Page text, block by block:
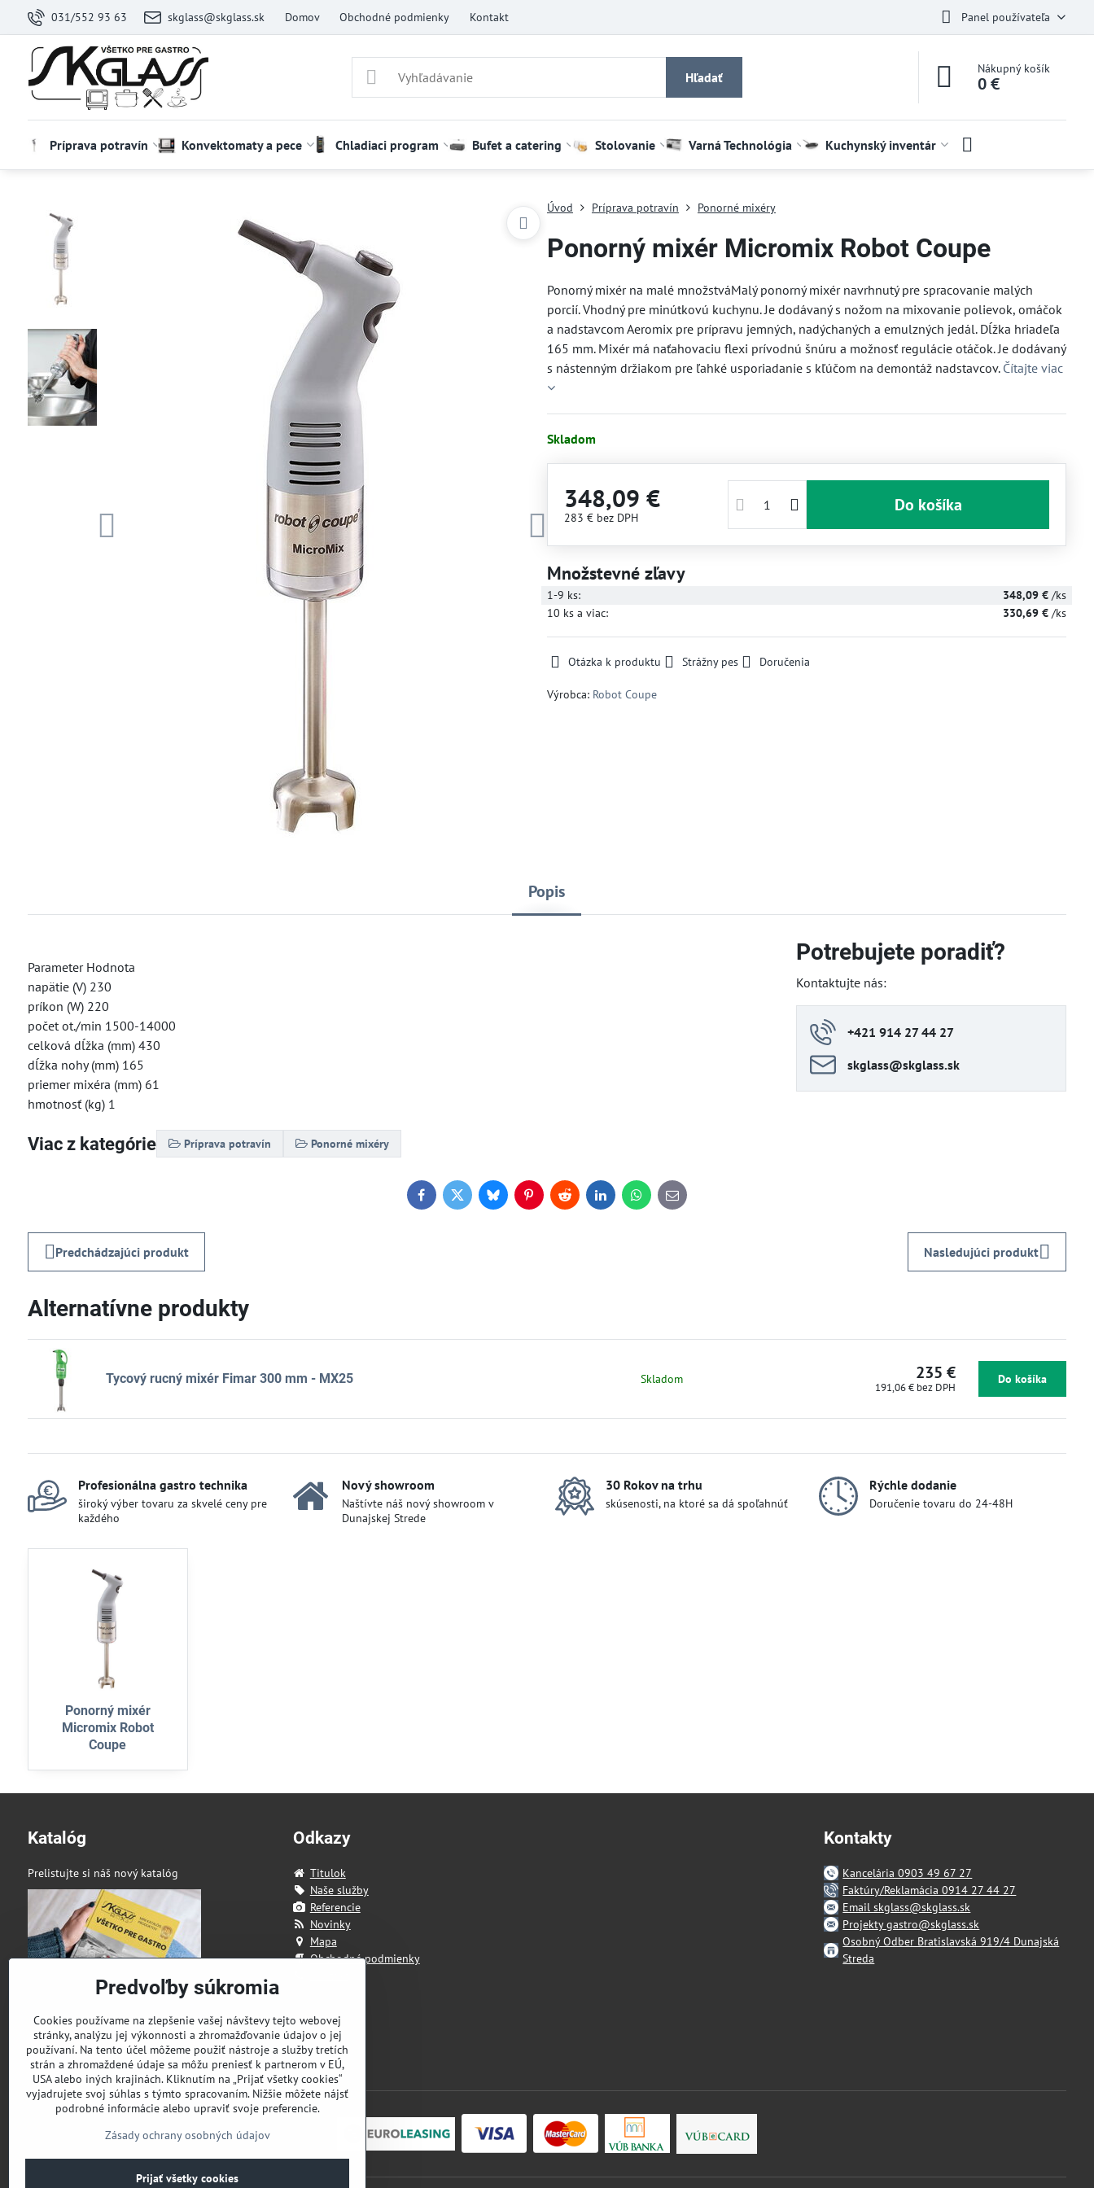
031/552 93 63 skglass@skglass.sk Domov Obchodné podmienky Kontakt Panel používateľa
Hľadať
Nákupný košík
0 €
Príprava potravín Konvektomaty a pece Chladiaci program Bufet a catering Stolovanie Varná Technológia Kuchynský inventár
Úvod Príprava potravín Ponorné mixéry
Ponorný mixér Micromix Robot Coupe
Ponorný mixér na malé množstváMalý ponorný mixér navrhnutý pre spracovanie malých
porcií. Vhodný pre minútkovú kuchynu. Je dodávaný s nožom na mixovanie polievok, omáčok
a nadstavcom Aeromix pre prípravu jemných, nadýchaných a emulzných jedál. Dĺžka hriadeľa
165 mm. Mixér má naťahovaciu flexi prívodnú šnúru a možnosť regulácie otáčok. Je dodávaný
s nástenným držiakom pre ľahké usporiadanie s kľúčom na demontáž nadstavcov. Čítajte viac
Skladom
348,09 €
283 € bez DPH
Do košíka
Množstevné zľavy
1-9 ks: 348,09 € /ks
10 ksa viac: 330,69 € /ks
Otázka k produktu Strážny pes Doručenia
Výrobca: Robot Coupe
Popis
Parameter Hodnota
napätie (V) 230
príkon (W) 220
počet ot./min 1500-14000
celková dĺžka (mm) 430
dĺžka nohy (mm) 165
priemer mixéra (mm) 61
hmotnosť (kg) 1
Viac z kategórie Príprava potravín Ponorné mixéry
Potrebujete poradiť?
Kontaktujte nás:
+421 914 27 44 27
skglass​@skglass​.sk
FacebookTwitterBlueskyPinterestRedditLinkedInWhatsApp
E-
mail
Predchádzajúci produkt Nasledujúci produkt
Alternatívne produkty
Tycový rucný mixér Fimar 300 mm - MX25 Skladom 235 €
191,06 € bez DPH
Do košíka
Profesionálna gastro technika
široký výber tovaru za skvelé ceny pre
každého
Nový showroom
Naštívte náš nový showroom v
Dunajskej Strede
30 Rokov na trhu
skúsenosti, na ktoré sa dá spoľahnúť
Rýchle dodanie
Doručenie tovaru do 24-48H
Ponorný mixér
Micromix Robot
Coupe
Katalóg
Prelistujte si náš nový katalóg
Odkazy
Titulok
Naše služby
Referencie
Novinky
Mapa
Obchodné podmienky
Kontakty
Kancelária 0903 49 67 27
Faktúry/Reklamácia 0914 27 44 27
Email skglass@skglass.sk
Projekty gastro@skglass.sk
Osobný Odber Bratislavská 919/4 Dunajská
Streda
Predvoľby súkromia
Cookies používame na zlepšenie vašej návštevy tejto webovej
stránky, analýzu jej výkonnosti a zhromažďovanie údajov o jej
používaní. Na tento účel môžeme použiť nástroje a služby tretích
strán a zhromaždené údaje sa môžu preniesť k partnerom v EÚ,
USA alebo iných krajinách. Kliknutím na „Prijať všetky cookies“
vyjadrujete svoj súhlas s týmto spracovaním. Nižšie môžete nájsť
podrobné informácie alebo upraviť svoje preferencie.
Zásady ochrany osobných údajov
Prijať všetky cookies